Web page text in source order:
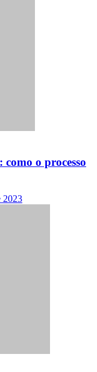
como o processo
2023